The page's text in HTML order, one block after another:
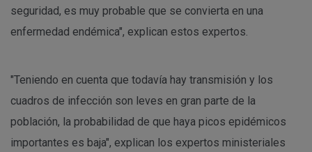
seguridad, es muy probable que se convierta en una
enfermedad endémica", explican estos expertos.
"Teniendo en cuenta que todavía hay transmisión y los
cuadros de infección son leves en gran parte de la
población, la probabilidad de que haya picos epidémicos
importantes es baja", explican los expertos ministeriales